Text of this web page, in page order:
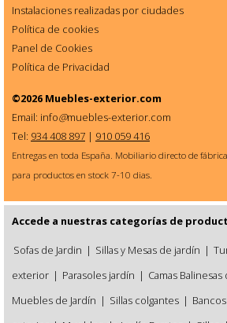
Instalaciones realizadas por ciudades
Política de cookies
Panel de Cookies
Política de Privacidad
©2026 Muebles-exterior.com
Email: info@muebles-exterior.com
Tel: 934 408 897 | 910 059 416
Entregas en toda España. Mobiliario directo de
para productos en stock 7-10 dias.
Accede a nuestras categorías de
Sofas de Jardin | Sillas y Mesas de jardín |
exterior | Parasoles jardín | Camas Balinesas
Muebles de Jardín | Sillas colgantes |